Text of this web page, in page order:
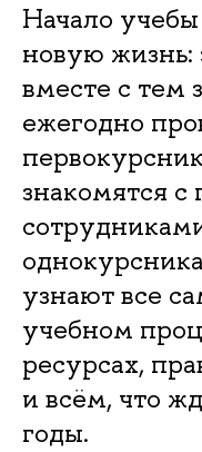
Начало
новую жизнь:
вместе с
ежегодно
знакомятся с
узнают все
учебном
ресурсах,
и всём, что
годы.